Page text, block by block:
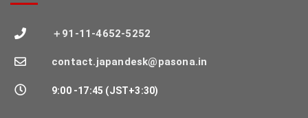
＋91-11-4652-5252
contact.japandesk@pasona.in
9:00 -17:45 (JST+3:30)